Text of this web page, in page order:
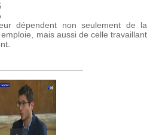
dépendent non seulement de la
mais aussi de celle travaillant